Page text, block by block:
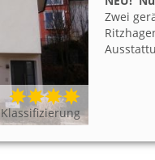
Klassifizierung
Zwei